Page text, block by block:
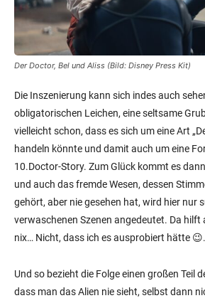
Der Doctor, Bel und Aliss (Bild: Disney Press Kit)
Die Inszenierung kann sich indes auch
obligatorischen Leichen, eine seltsame
vielleicht schon, dass es sich um eine Art
handeln könnte und damit auch um eine
10.Doctor-Story. Zum Glück kommt es
und auch das fremde Wesen, dessen
gehört, aber nie gesehen hat, wird hier nur
verwaschenen Szenen angedeutet. Da hilft
nix… Nicht, dass ich es ausprobiert hätte 😉.
Und so bezieht die Folge einen großen Teil
dass man das Alien nie sieht, selbst dann